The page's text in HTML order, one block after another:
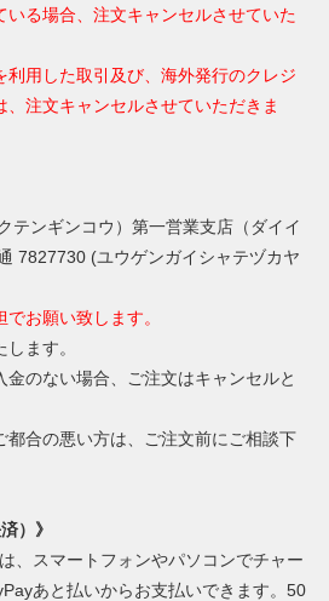
いる場合、注文キャンセルさせていた
用した取引及び、海外発行のクレジ
、注文キャンセルさせていただきま
テンギンコウ）第一営業支店（ダイイ
7827730 (ユウゲンガイシャテヅカヤ
お願い致します。
ます。
のない場合、ご注文はキャンセルと
合の悪い方は、ご注文前にご相談下
）》
、スマートフォンやパソコンでチャー
あと払いからお支払いできます。50